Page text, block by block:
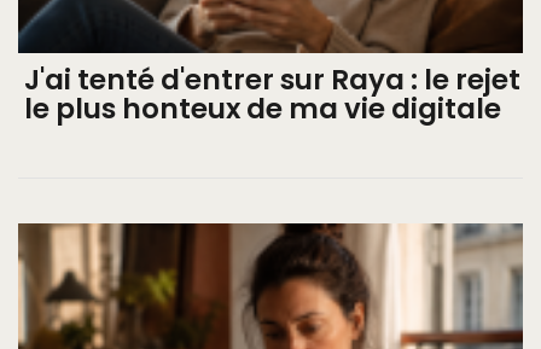
J'ai tenté d'entrer sur Raya : le rejet
le plus honteux de ma vie digitale